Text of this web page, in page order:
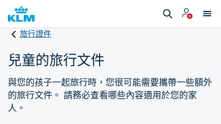
旅行證件
兒童的旅行文件
與您的孩子一起旅行時，您很可能需要攜帶一些額外
的旅行文件。 請務必查看哪些內容適用於您的家
人。